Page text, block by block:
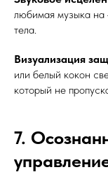
любимая музыка на
тела.
Визуализация
или белый кокон
который не
7.